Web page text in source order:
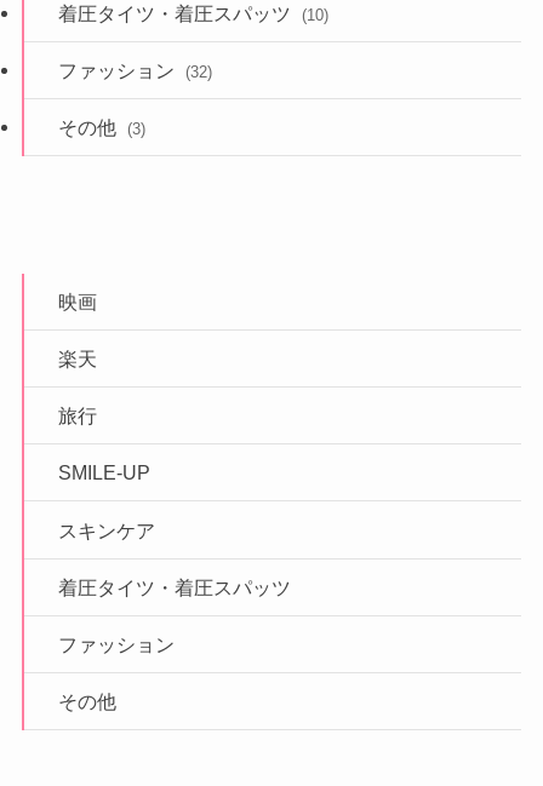
着圧タイツ・着圧スパッツ (10)
ファッション (32)
その他 (3)
映画
楽天
旅行
SMILE-UP
スキンケア
着圧タイツ・着圧スパッツ
ファッション
その他